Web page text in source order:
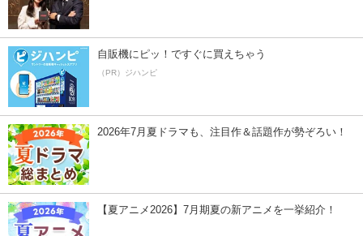
自販機にピッ！ですぐに買えちゃう
（PR）ジハンピ
2026年7月夏ドラマも、注目作＆話題作が勢ぞろい！
【夏アニメ2026】7月期夏の新アニメを一挙紹介！